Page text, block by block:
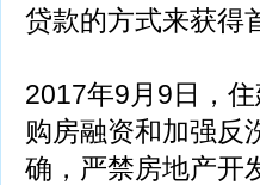
贷款的方式来获得
2017年9月9日，
购房融资和加强反
确，严禁房地产开